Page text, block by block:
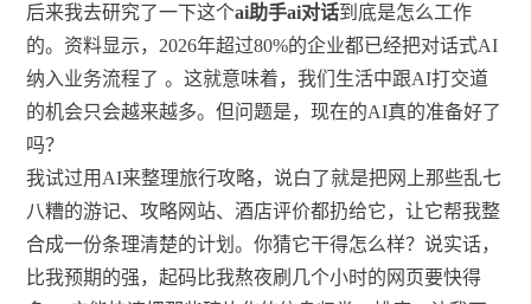
后来我去研究了一下这个ai助手ai对话到底是怎么工作
的。资料显示，2026年超过80%的企业都已经把对话式AI
纳入业务流程了 。这就意味着，我们生活中跟AI打交道
的机会只会越来越多。但问题是，现在的AI真的准备好了
吗？
我试过用AI来整理旅行攻略，说白了就是把网上那些乱七
八糟的游记、攻略网站、酒店评价都扔给它，让它帮我整
合成一份条理清楚的计划。你猜它干得怎么样？说实话，
比我预期的强，起码比我熬夜刷几个小时的网页要快得